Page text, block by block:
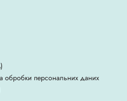
обробки персональних даних